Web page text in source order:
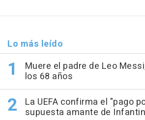
Lo más leído
Muere el padre de Leo
los 68 años
La UEFA confirma el "pago
supuesta amante de